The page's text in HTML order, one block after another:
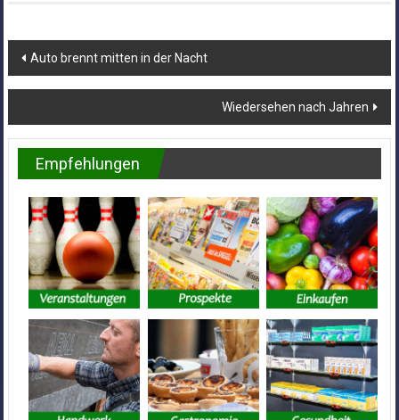
Beitragsnavigation
Auto brennt mitten in der Nacht
Wiedersehen nach Jahren
Empfehlungen